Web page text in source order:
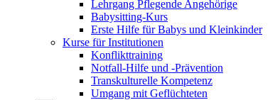
Lehrgang Pflegende Angehörige
Babysitting-Kurs
Erste Hilfe für Babys und Kleinkinder
Kurse für Institutionen
Konflikttraining
Notfall-Hilfe und -Prävention
Transkulturelle Kompetenz
Umgang mit Geflüchteten